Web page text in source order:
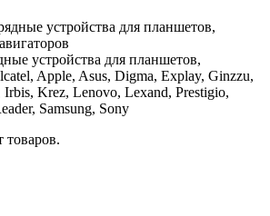
устройства для планшетов,
Apple, Asus, Digma, Explay, Ginzzu,
Krez, Lenovo, Lexand, Prestigio,
Samsung, Sony
товаров.